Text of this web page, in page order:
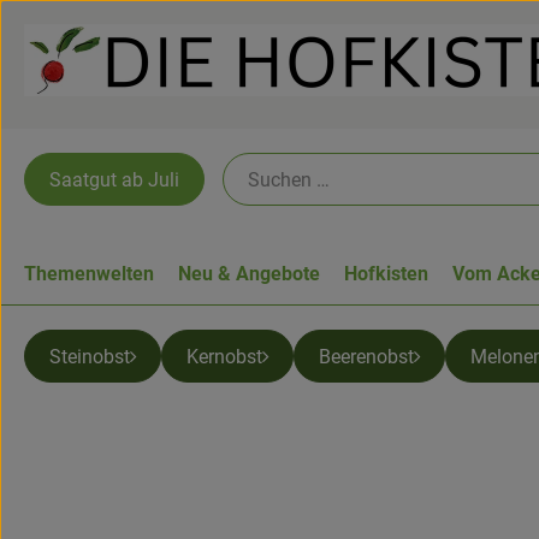
Saatgut ab Juli
Themenwelten Neu & Angebote Hofkisten Vom
Steinobst Kernobst Beerenobst